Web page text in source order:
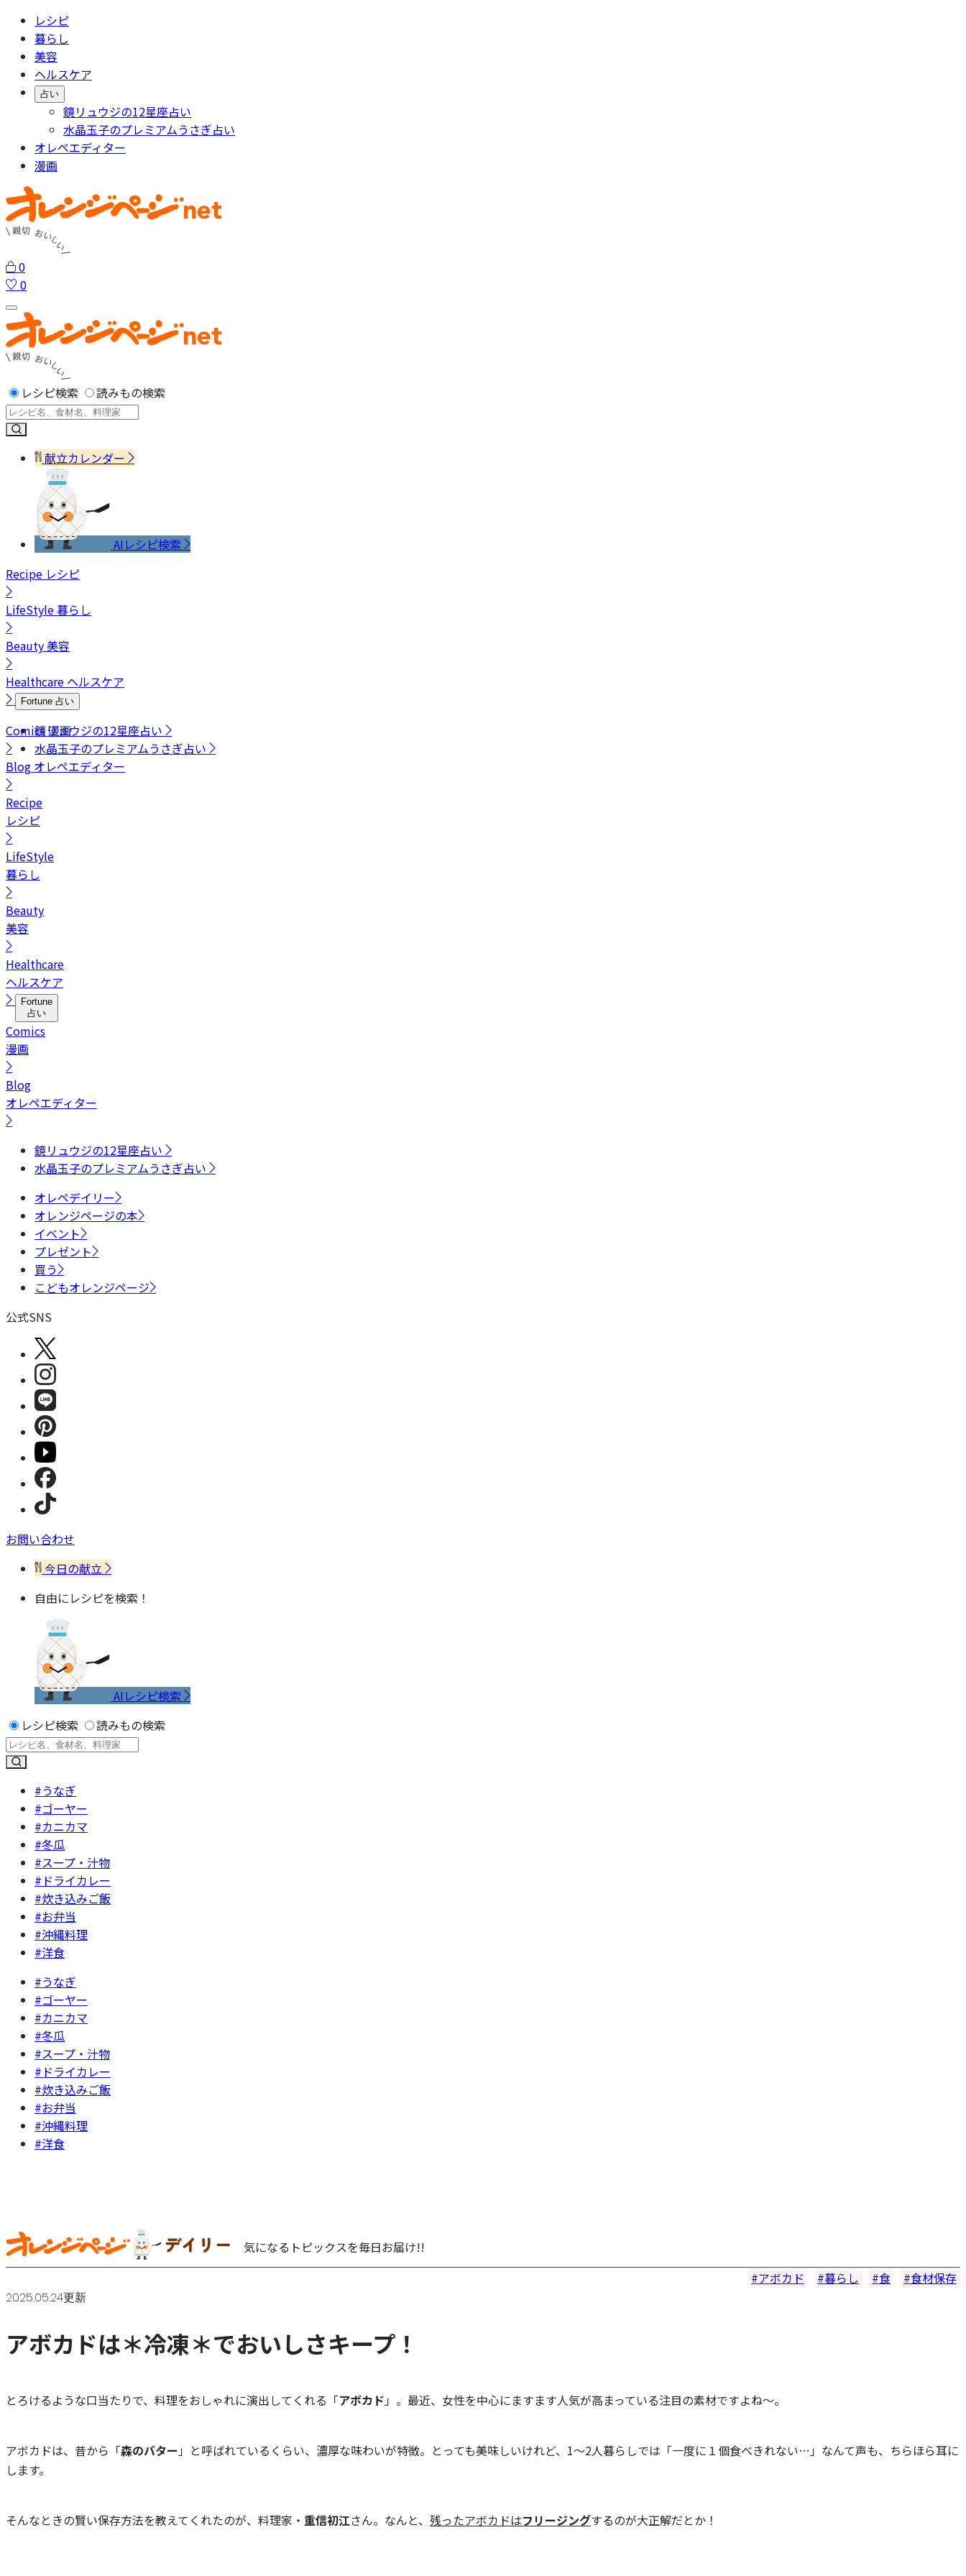
レシピ
暮らし
美容
ヘルスケア
占い
鏡リュウジの12星座占い
水晶玉子のプレミアムうさぎ占い
オレペエディター
漫画
0
0
レシピ検索 読みもの検索
献立カレンダー
AIレシピ検索
Recipe レシピ
LifeStyle暮らし
Beauty美容
Healthcare ヘルスケア
Fortune 占い
鏡リュウジの12星座占い
水晶玉子のプレミアムうさぎ占い
Comics漫画
Blog オレペエディター
Recipe
レシピ
LifeStyle
暮らし
Beauty
美容
Healthcare
ヘルスケア
Fortune
占い
Comics
漫画
Blog
オレペエディター
鏡リュウジの12星座占い
水晶玉子のプレミアムうさぎ占い
オレペデイリー
オレンジページの本
イベント
プレゼント
買う
こどもオレンジページ
公式SNS
お問い合わせ
今日の献立
自由にレシピを検索！
AIレシピ検索
レシピ検索
読みもの検索
#うなぎ
#ゴーヤー
#カニカマ
#冬瓜
#スープ・汁物
#ドライカレー
#炊き込みご飯
#お弁当
#沖縄料理
#洋食
#うなぎ
#ゴーヤー
#カニカマ
#冬瓜
#スープ・汁物
#ドライカレー
#炊き込みご飯
#お弁当
#沖縄料理
#洋食
気になるトピックスを毎日お届け!!
アボカド
暮らし 食 食材保存
2025.05.24更新
アボカドは＊冷凍＊でおいしさキープ！
とろけるような口当たりで、料理をおしゃれに演出してくれる「アボカド」。最近、女性を中心にますます人気が高まっている注目の素材ですよね～。
アボカドは、昔から「森のバター」と呼ばれているくらい、濃厚な味わいが特徴。とっても美味しいけれど、1～2人暮らしでは「一度に１個食べきれない…」なんて声も、ちらほら耳に
します。
そんなときの賢い保存方法を教えてくれたのが、料理家・ 重信初江さん。なんと、 残ったアボカドはフリージングするのが大正解だとか！